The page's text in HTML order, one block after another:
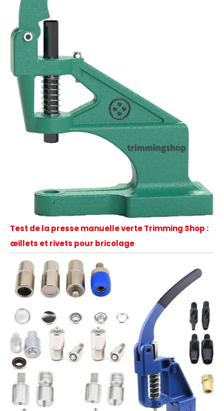
Test de la presse manuelle verte Trimming Shop :
œillets et rivets pour bricolage